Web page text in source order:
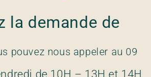
la demande de
pouvez nous appeler au 09
de 10H – 13H et 14H